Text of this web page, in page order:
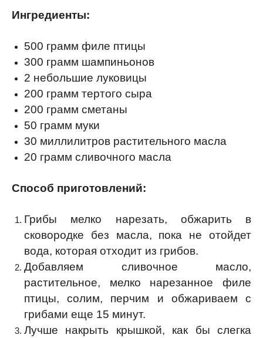
Ингредиенты:
500 грамм филе птицы
300 грамм шампиньонов
2 небольшие луковицы
200 грамм тертого сыра
200 грамм сметаны
50 грамм муки
30 миллилитров растительного масла
20 грамм сливочного масла
Способ приготовлений:
Грибы мелко нарезать, обжарить в
сковородке без масла, пока не отойдет
вода, которая отходит из грибов.
Добавляем сливочное масло,
растительное, мелко нарезанное филе
птицы, солим, перчим и обжариваем с
грибами еще 15 минут.
Лучше накрыть крышкой, как бы слегка